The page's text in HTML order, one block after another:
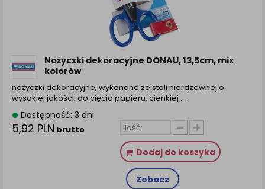
Nożyczki dekoracyjne DONAU, 13,5cm, mix
kolorów
nożyczki dekoracyjne; wykonane ze stali nierdzewnej o
wysokiej jakości; do cięcia papieru, cienkiej ...
Dostępność: 3 dni
5,92 PLN brutto
Dodaj do koszyka
Zobacz
cenach indywidualnych, ważna jest Państwa
wcześniejsza zgoda której udzieliliście podczas
Każda Państwa zgoda jest dobrowolna i można ją w
dowolnym momencie wycofać.
Polityka prywatności (rozwiń)
Klauzula Informacyjna (rozwiń)
Lista Zaufanych Partnerów (rozwiń)